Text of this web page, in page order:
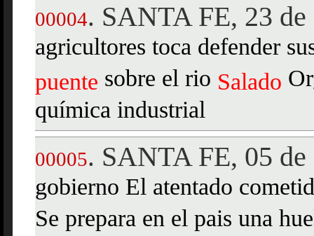
00004. SANTA FE, 23 de
agricultores toca defender
puente sobre el rio Salado
química industrial
00005. SANTA FE, 05
gobierno El atentado
Se prepara en el pais una